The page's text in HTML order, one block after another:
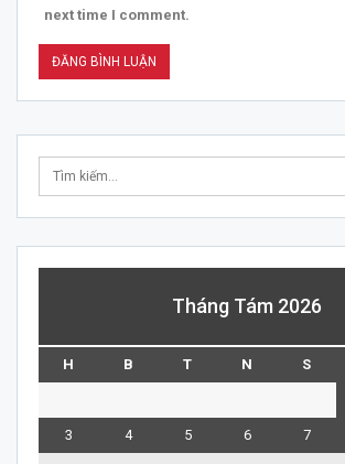
next time I comment.
Tháng Tám 2026
H B T N S
3 4 5 6 7